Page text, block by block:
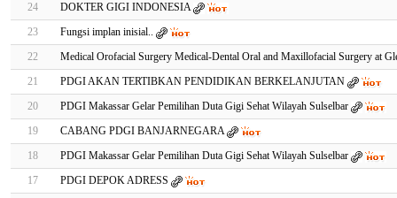
24
DOKTER GIGI INDONESIA
23
Fungsi implan inisial..
22
Medical Orofacial Surgery Medical-Dental Oral and Maxillofacial Surgery at
21
PDGI AKAN TERTIBKAN PENDIDIKAN BERKELANJUTAN
20
PDGI Makassar Gelar Pemilihan Duta Gigi Sehat Wilayah Sulselbar
19
CABANG PDGI BANJARNEGARA
18
PDGI Makassar Gelar Pemilihan Duta Gigi Sehat Wilayah Sulselbar
17
PDGI DEPOK ADRESS